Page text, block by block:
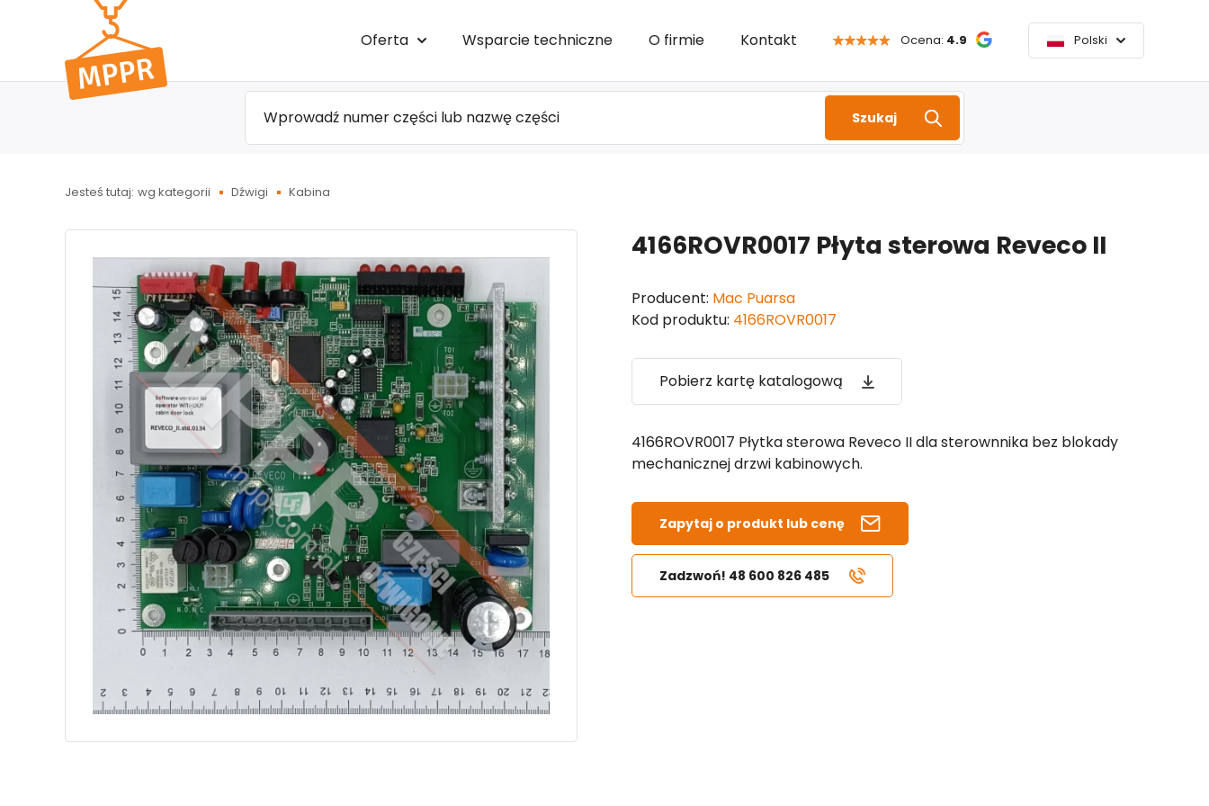
do menu
głównego
Oferta Wsparcie techniczne O firmie Kontakt Ocena: 4.9 Polski
Szukaj
Jesteś tutaj: wg kategorii Dźwigi Kabina
4166ROVR0017 Płyta sterowa Reveco II
Producent: Mac Puarsa
Kod produktu: 4166ROVR0017
Pobierz kartę katalogową
4166ROVR0017 Płytka sterowa Reveco II dla sterownnika bez blokady
mechanicznej drzwi kabinowych.
Zapytaj o produkt lub cenę
Zadzwoń! 48 600 826 485